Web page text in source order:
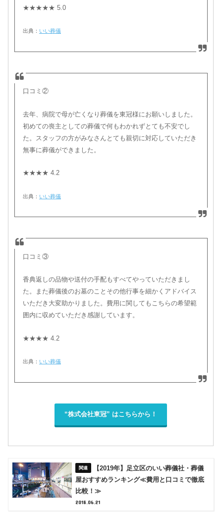
★★★★★ 5.0
出典： いい葬儀
口コミ②
去年、病院で母が亡くなり葬儀を東冠様にお願いしました。
初めての喪主としての葬儀で何もわかれずとても不安でし
た。スタッフの方がみなさんとても親切に対応していただき
無事に葬儀ができました。
★★★★ 4.2
出典： いい葬儀
口コミ③
香典返しの品物や送付の手配もすべてやっていただきまし
た。また葬儀後のお墓のことその他行事を細かくアドバイス
いただき大変助かりました。費用に関してもこちらの希望範
囲内に収めていただき感謝しています。
★★★★ 4.2
出典： いい葬儀
“株式会社東冠” はこちらから！
【2019年】足立区のいい葬儀社・葬儀
屋おすすめランキング≪費用と口コミで徹底
比較！≫
2018.06.21